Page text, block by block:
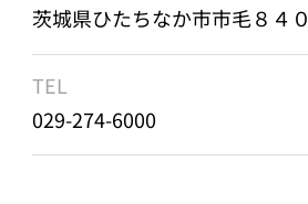
茨城県ひたちなか市市毛８４０
TEL
029-274-6000